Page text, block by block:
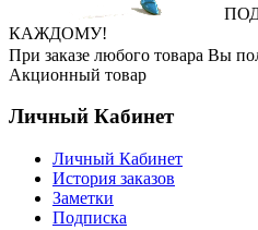
КАЖДОМУ!
При заказе любого товара Вы
Акционный товар
Личный Кабинет
Личный Кабинет
История заказов
Заметки
Подписка